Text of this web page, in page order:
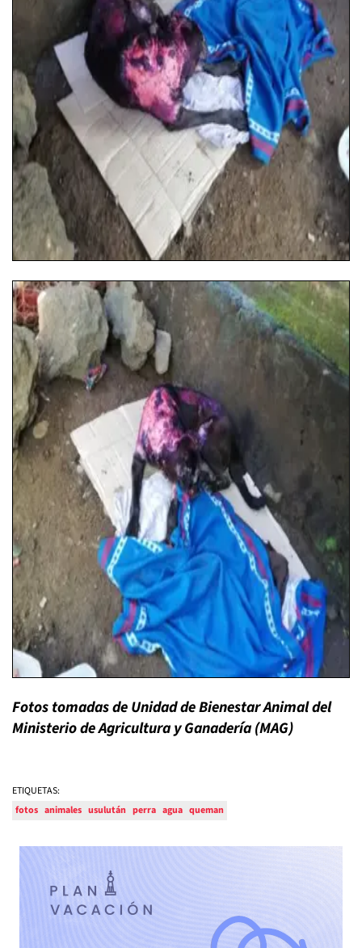
Fotos tomadas de Unidad de Bienestar Animal del
Ministerio de Agricultura y Ganadería (MAG)
ETIQUETAS:
fotos animales usulután perra agua queman